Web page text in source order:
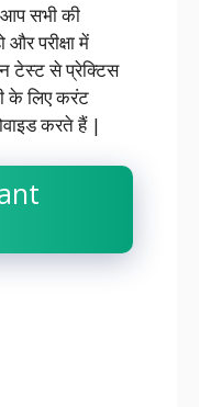
आप सभी की
परीक्षा में
टेस्ट से प्रेक्टिस
के लिए करंट
करते हैं |